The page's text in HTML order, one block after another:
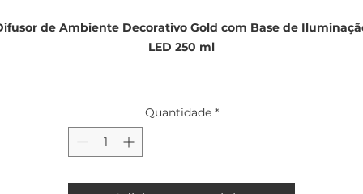
de Ambiente Decorativo Gold com Base de
LED 250 ml
O Difusor de Ambiente Gold transcende a funcionalidade e se
afirma como um verdadeiro objeto de desejo. Sua composição
confere ao ambiente não apenas um aroma sofisticado, mas
Quantidade *